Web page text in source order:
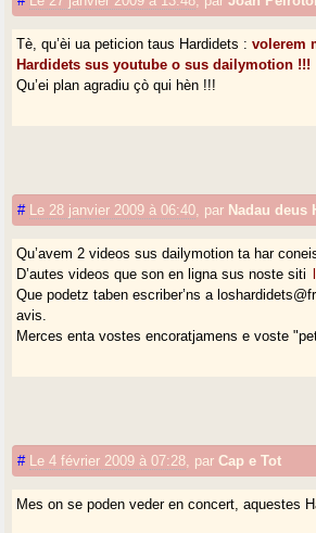
Tè, qu’èi ua peticion taus Hardidets :volerem
Hardidets sus youtube o sus dailymotion !!!
Qu’ei plan agradiu çò qui hèn !!!
# Le 28 janvier 2009 à 06:40 par Nadau deus
Qu’avem 2 videos sus dailymotion ta har
D’autes videos que son en ligna sus noste siti
Que podetz taben escriber’ns a
avis.
Merces enta vostes encoratjamens e voste
# Le 4 février 2009 à 07:28 parCap e Tot
Mes on se poden veder en concert, aquestes